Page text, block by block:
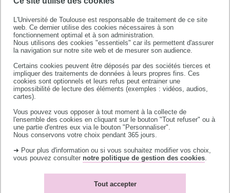
L'Université de Toulouse est responsable de traitement de ce site
web. Ce dernier utilise des cookies nécessaires à son
fonctionnement optimal et à son administration.
Nous utilisons des cookies "essentiels" car ils permettent d'assurer
la navigation sur notre site web et de mesurer son audience.
Certains cookies peuvent être déposés par des sociétés tierces et
impliquer des traitements de données à leurs propres fins. Ces
cookies sont optionnels et leurs refus peut entrainer une
impossibilité de lecture des éléments (exemples : vidéos, audios,
cartes).
Vous pouvez vous opposer à tout moment à la collecte de
l'ensemble des cookies en cliquant sur le bouton "Tout refuser" ou à
une partie d'entres eux via le bouton "Personnaliser".
Nous conservons votre choix pendant 365 jours.
➜ Pour plus d'information ou si vous souhaitez modifier vos choix,
vous pouvez consulter notre politique de gestion des cookies
Tout accepter
Université de Toulouse
118 route de Narbonne
31062 TOULOUSE CEDEX 9
téléphone +33 (0)5 61 55 66 11